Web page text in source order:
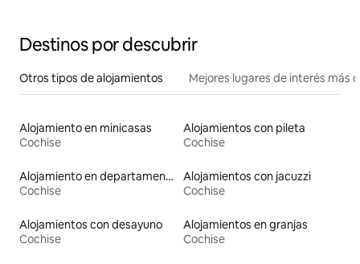
Destinos por descubrir
Otros tipos de alojamientos Mejores lugares de interés más
Alojamiento en minicasas
Cochise
Alojamientos con pileta
Cochise
Alojamiento en departamentos
Cochise
Alojamientos con jacuzzi
Cochise
Alojamientos con desayuno
Cochise
Alojamientos en granjas
Cochise